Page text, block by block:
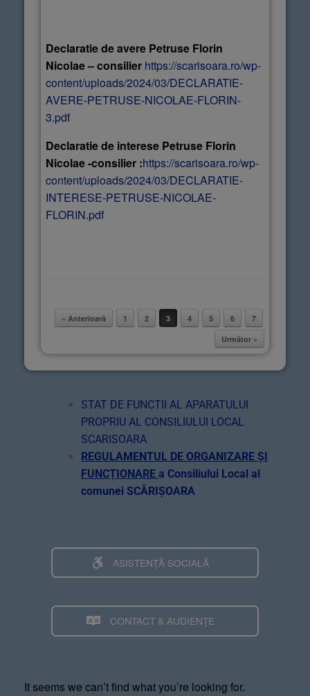
Declaratie de avere Petruse Florin
Nicolae – consilier https://scarisoara.ro/wp-
content/uploads/2024/03/DECLARATIE-
AVERE-PETRUSE-NICOLAE-FLORIN-
3.pdf
Declaratie de interese Petruse Florin
Nicolae -consilier :https://scarisoara.ro/wp-
content/uploads/2024/03/DECLARATIE-
INTERESE-PETRUSE-NICOLAE-
FLORIN.pdf
« Anterioară 1 2 3 4 5 6
7
Următor »
STAT DE FUNCTII AL APARATULUI
PROPRIU AL CONSILIULUI LOCAL
SCARISOARA
REGULAMENTUL DE ORGANIZARE ȘI
FUNCȚIONARE a Consiliului Local al
comunei SCĂRIȘOARA
ASISTENȚĂ SOCIALĂ
CONTACT & AUDIENȚE
It seems we can’t find what you’re looking for.